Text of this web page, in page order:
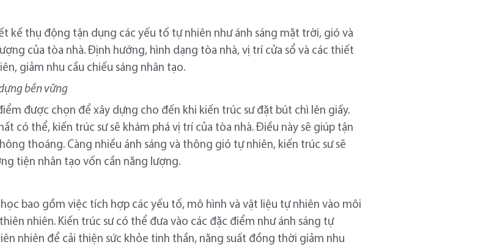
kế thụ động tận dụng các yếu tố tự nhiên như ánh sáng mặt trời, gió và
của tòa nhà. Định hướng, hình dạng tòa nhà, vị trí cửa sổ và các thiết
giảm nhu cầu chiếu sáng nhân tạo.
bền vững
được chọn để xây dựng cho đến khi kiến trúc sư đặt bút chì lên giấy.
có thể, kiến trúc sư sẽ khám phá vị trí của tòa nhà. Điều này sẽ giúp tận
thoáng. Càng nhiều ánh sáng và thông gió tự nhiên, kiến trúc sư sẽ
tiện nhân tạo vốn cần năng lượng.
bao gồm việc tích hợp các yếu tố, mô hình và vật liệu tự nhiên vào môi
nhiên. Kiến trúc sư có thể đưa vào các đặc điểm như ánh sáng tự
nhiên để cải thiện sức khỏe tinh thần, năng suất đồng thời giảm nhu